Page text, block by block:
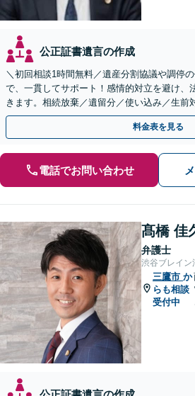
公正証書遺言の作成
＼初回相談1時間無料／遺産分割協議や調停
で、一貫してサポート！感情的対立を避け、
きます。相続放棄／遺留分／使い込み／生前
EB面談対応】
料金表を見る
電話でお問い合わせ
髙橋 佳
弁護士
渋谷ブレイン
三鷹市 か
らも相談
受付中